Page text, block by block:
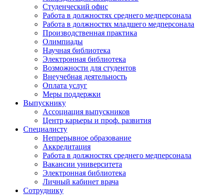
Студенческий офис
Работа в должностях среднего медперсонала
Работа в должностях младшего медперсонала
Производственная практика
Олимпиады
Научная библиотека
Электронная библиотека
Возможности для студентов
Внеучебная деятельность
Оплата услуг
Меры поддержки
Выпускнику
Ассоциация выпускников
Центр карьеры и проф. развития
Специалисту
Непрерывное образование
Аккредитация
Работа в должностях среднего медперсонала
Вакансии университета
Электронная библиотека
Личный кабинет врача
Сотруднику